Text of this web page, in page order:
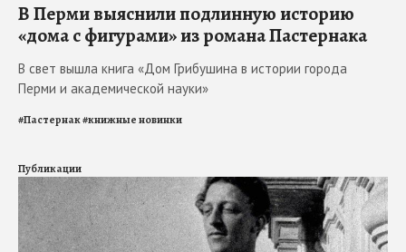
В Перми выяснили подлинную историю
«дома с фигурами» из романа Пастернака
В свет вышла книга «Дом Грибушина в истории города
Перми и академической науки»
#Пастернак#книжные новинки
Публикации